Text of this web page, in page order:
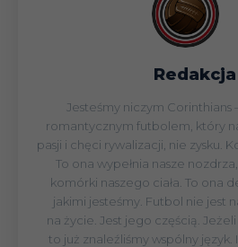
Redakcja
Jesteśmy niczym
romantycznym futbolem, który
pasji i chęci rywalizacji, nie zysku.
To ona wypełnia nasze
komórki naszego ciała. To ona
jakimi jesteśmy. Futbol nie jest
na życie. Jest jego częścią.
to już znaleźliśmy wspólny język.